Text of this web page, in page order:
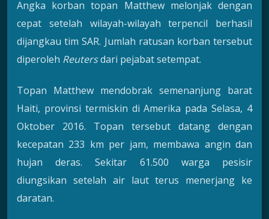
Angka korban topan Matthew melonjak dengan
cepat setelah wilayah-wilayah terpencil berhasil
dijangkau tim SAR. Jumlah ratusan korban tersebut
diperoleh Reutersdari pejabat setempat.
Topan Matthew mendobrak semenanjung barat
Haiti, provinsi termiskin di Amerika pada Selasa, 4
Oktober 2016. Topan tersebut datang dengan
kecepatan 233 km per jam, membawa angin dan
hujan deras. Sekitar 61.500 warga pesisir
diungsikan setelah air laut terus menerjang ke
daratan.